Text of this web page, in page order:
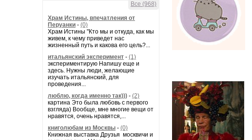
Все (968)
Храм Истины, впечатления от
Перуанки - (0)
Храм Истины "Кто мы и откуда, как мы
живем, к чему приведет нас
жизненный путь и какова его цель?...
итальянский эксперимент - (1)
экспериментирую Напишу еще и
здесь. Нужны люди, желающие
изучать итальянский, для
проведения...
люблю, когда именно так))) - (2)
картина Это была любовь с первого
взгляда) Вообще, мне многие вещи от
нравятся, очень нравятся,...
книголюбам из Москвы - (0)
Книжная выставка Друзья москвичи и